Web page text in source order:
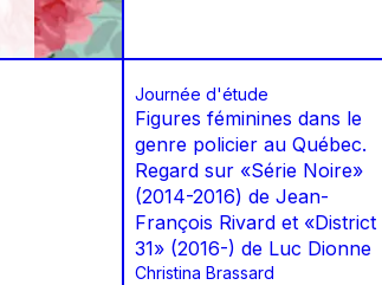
Journée d'étude
Figures féminines dans le
genre policier au Québec.
Regard sur «Série Noire»
(2014-2016) de Jean-
François Rivard et «District
31» (2016-) de Luc Dionne
Christina Brassard